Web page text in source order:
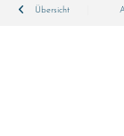
Übersicht